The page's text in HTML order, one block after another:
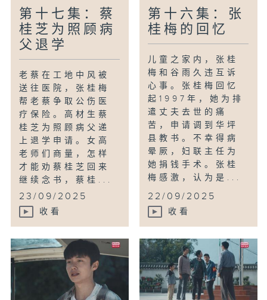
第十七集：蔡
桂芝为照顾病
父退学
老蔡在工地中风被
送往医院，张桂梅
帮老蔡争取公伤医
疗保险。高材生蔡
桂芝为照顾病父递
上退学申请。女高
老师们商量，怎样
才能劝蔡桂芝回来
继续念书，蔡桂...
23/09/2025
收看
第十六集：张
桂梅的回忆
儿童之家内，张桂
梅和谷雨久违互诉
心事。张桂梅回忆
起1997年，她为排
遣丈夫去世的痛
苦，申请调到华坪
县教书。不幸得病
晕厥，妇联主任为
她捐钱手术。张桂
梅感激，认为是...
22/09/2025
收看